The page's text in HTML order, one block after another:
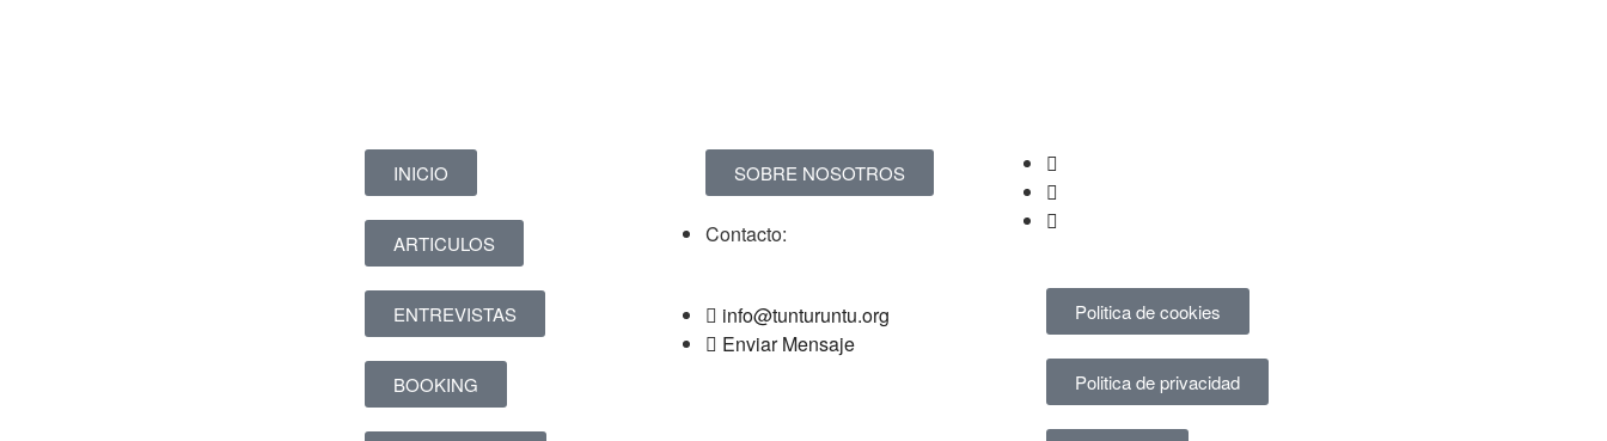
INICIO
ARTICULOS
ENTREVISTAS
BOOKING
SOBRE NOSOTROS
Contacto:
info@tunturuntu.org
Enviar Mensaje
Politica de cookies
Politica de privacidad